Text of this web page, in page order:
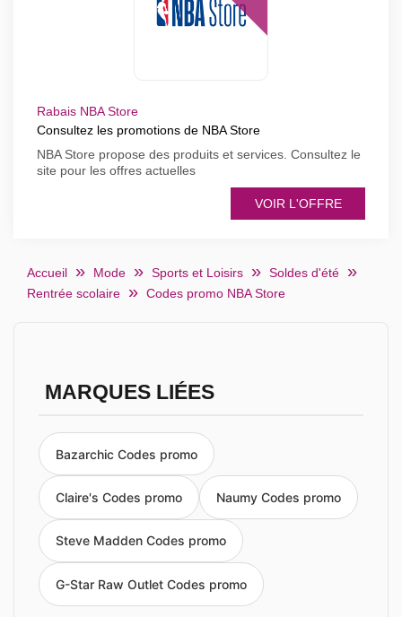
Rabais NBA Store
Consultez les promotions de NBA Store
NBA Store propose des produits et services. Consultez le
site pour les offres actuelles
VOIR L'OFFRE
Accueil Mode Sports et Loisirs
Soldes d'été
Rentrée scolaire
Codes promo NBA Store
MARQUES LIÉES
Bazarchic Codes promo
Claire's Codes promo Naumy Codes promo
Steve Madden Codes promo
G-Star Raw Outlet Codes promo